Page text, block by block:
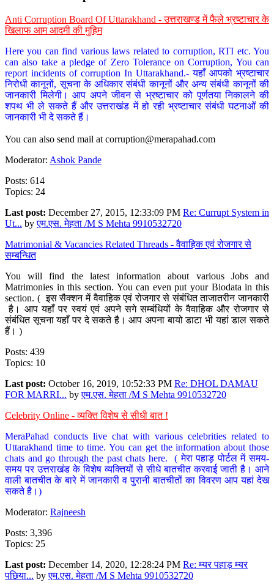
Anti Corruption Board Of Uttarakhand - उत्तराखण्ड में फैले भ्रष्टाचार के
खिलाफ आम आदमी की मुहिम
Here you can find various laws related to corruption, RTI etc. You
can also take a pledge of Zero Tolerance on Corruption, You can
report incidents of corruption In Uttarakhand.- यहाँ आपको भ्रष्टाचार
निरोधी कानूनों, सूचना के अधिकार संबंधी कानूनों और अन्य संबंधी कानूनों की
जानकारी मिलेगी। आप अपने जीवन से भ्रष्टाचार को पूर्णतया निकालने की
शपथ भी ले सकते हैं और उत्तराखंड में हो रही भ्रष्टाचार संबंधी घटनाओं की
जानकारी भी दे सकते हैं।
You can also send mail at corruption@merapahad.com
Moderator: Ashok Pande
Posts: 614
Topics: 24
Last post: December 27, 2015, 12:33:09 PM Re: Currupt System in
Ut... byएम.एस. मेहता /M S Mehta 9910532720
Matrimonial & Vacancies Related Threads - वैवाहिक एवं रोजगार से
सम्बन्धित
You will find the latest information about various Jobs and
Matrimonies in this section. You can even put your Biodata in this
section. ( इस सैक्शन में वैवाहिक एवं रोजगार से संबंधित ताजातरीन जानकारी
है। आप यहाँ पर स्वयं एवं अपने सगे सम्बंधियों के वैवाहिक और रोजगार से
संबंधित सूचना यहाँ पर दे सकते है। आप अपना बायो डाटा भी यहां डाल सकते
हैं। )
Posts: 439
Topics: 10
Last post: October 16, 2019, 10:52:33 PM Re: DHOL DAMAU
FOR MARRI... byएम.एस. मेहता /M S Mehta 9910532720
Celebrity Online - व्यक्ति विशेष से सीधी बात !
MeraPahad conducts live chat with various celebrities related to
Uttarakhand time to time. You can get the information about those
chats and go through the past chats here. ( मेरा पहाड़ पोर्टल में समय-
समय पर उत्तराखंड के विशेष व्यक्तियों से सीधे बातचीत करवाई जाती है। आने
वाली बातचीत के बारे में जानकारी व पुरानी बातचीतों का विवरण आप यहां देख
सकते है।)
Moderator: Rajneesh
Posts: 3,396
Topics: 25
Last post: December 14, 2020, 12:28:24 PM Re: म्यर पहाड़ म्यर
पछिया... byएम.एस. मेहता /M S Mehta 9910532720